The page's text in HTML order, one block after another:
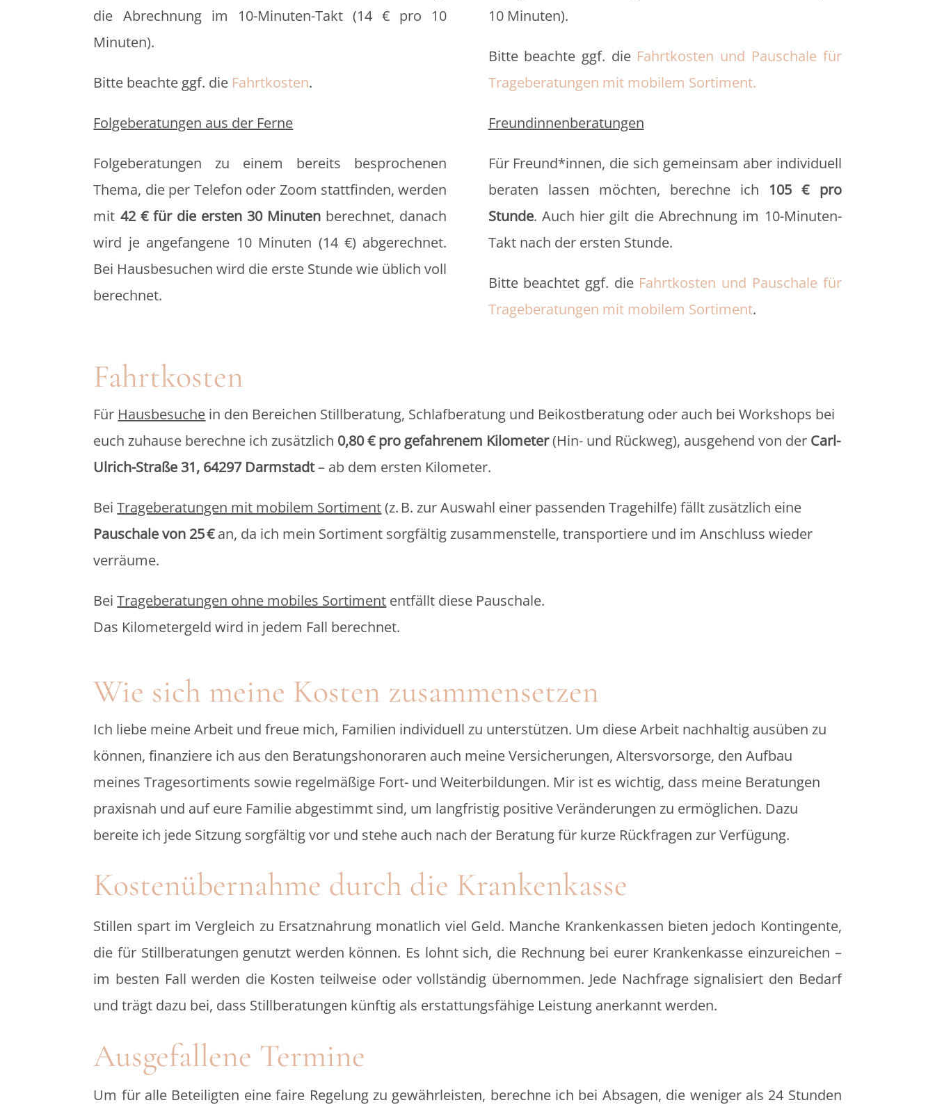
die Abrechnung im 10-Minuten-Takt (14 € pro 10
Minuten).
Bitte beachte ggf. die Fahrtkosten.
Folgeberatungen aus der Ferne
Folgeberatungen zu einem bereits besprochenen
Thema, die per Telefon oder Zoom stattfinden, werden
mit 42 € für die ersten 30 Minuten berechnet, danach
wird je angefangene 10 Minuten (14 €) abgerechnet.
Bei Hausbesuchen wird die erste Stunde wie üblich voll
berechnet.
10 Minuten).
Bitte beachte ggf. die Fahrtkosten und Pauschale für
Trageberatungen mit mobilem Sortiment.
Freundinnenberatungen
Für Freund*innen, die sich gemeinsam aber individuell
beraten lassen möchten, berechne ich 105 € pro
Stunde. Auch hier gilt die Abrechnung im 10-Minuten-
Takt nach der ersten Stunde.
Bitte beachtet ggf. die Fahrtkosten und Pauschale für
Trageberatungen mit mobilem Sortiment.
Fahrtkosten
Für Hausbesuche in den Bereichen Stillberatung, Schlafberatung und Beikostberatung oder auch bei Workshops bei
euch zuhause berechne ich zusätzlich 0,80 € pro gefahrenem Kilometer(Hin- und Rückweg), ausgehend von der Carl-
Ulrich-Straße 31, 64297 Darmstadt– ab dem ersten Kilometer.
BeiTrageberatungen mit mobilem Sortiment(z. B. zur Auswahl einer passenden Tragehilfe) fällt zusätzlich eine
Pauschale von 25 €an, da ich mein Sortiment sorgfältig zusammenstelle, transportiere und im Anschluss wieder
verräume.
BeiTrageberatungen ohne mobiles Sortiment entfällt diese Pauschale.
Das Kilometergeld wird in jedem Fall berechnet.
Wie sich meine Kosten zusammensetzen
Ich liebe meine Arbeit und freue mich, Familien individuell zu unterstützen. Um diese Arbeit nachhaltig ausüben zu
können, finanziere ich aus den Beratungshonoraren auch meine Versicherungen, Altersvorsorge, den Aufbau
meines Tragesortiments sowie regelmäßige Fort- und Weiterbildungen. Mir ist es wichtig, dass meine Beratungen
praxisnah und auf eure Familie abgestimmt sind, um langfristig positive Veränderungen zu ermöglichen. Dazu
bereite ich jede Sitzung sorgfältig vor und stehe auch nach der Beratung für kurze Rückfragen zur Verfügung.
Kostenübernahme durch die Krankenkasse
Stillen spart im Vergleich zu Ersatznahrung monatlich viel Geld. Manche Krankenkassen bieten jedoch Kontingente,
die für Stillberatungen genutzt werden können. Es lohnt sich, die Rechnung bei eurer Krankenkasse einzureichen –
im besten Fall werden die Kosten teilweise oder vollständig übernommen. Jede Nachfrage signalisiert den Bedarf
und trägt dazu bei, dass Stillberatungen künftig als erstattungsfähige Leistung anerkannt werden.
Ausgefallene Termine
Um für alle Beteiligten eine faire Regelung zu gewährleisten, berechne ich bei Absagen, die weniger als 24 Stunden